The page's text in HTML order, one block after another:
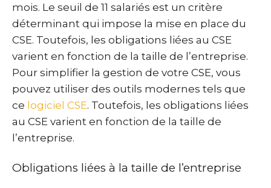
mois. Le seuil de 11 salariés est un critère
déterminant qui impose la mise en place du
CSE. Toutefois, les obligations liées au CSE
varient en fonction de la taille de l’entreprise.
Pour simplifier la gestion de votre CSE, vous
pouvez utiliser des outils modernes tels que
ce logiciel CSE. Toutefois, les obligations liées
au CSE varient en fonction de la taille de
l’entreprise.
Obligations liées à la taille de l’entreprise